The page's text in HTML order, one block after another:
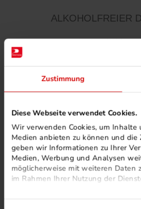
Zustimmung
Diese Webseite verwendet Cookies.
Wir verwenden Cookies, um Inhalte
Medien anbieten zu können und
geben wir Informationen zu Ihrer
Medien, Werbung und Analysen
möglicherweise mit weiteren Daten
im Rahmen Ihrer Nutzung der
MINERALÖLFREIE
PHOTOVOLTAIK